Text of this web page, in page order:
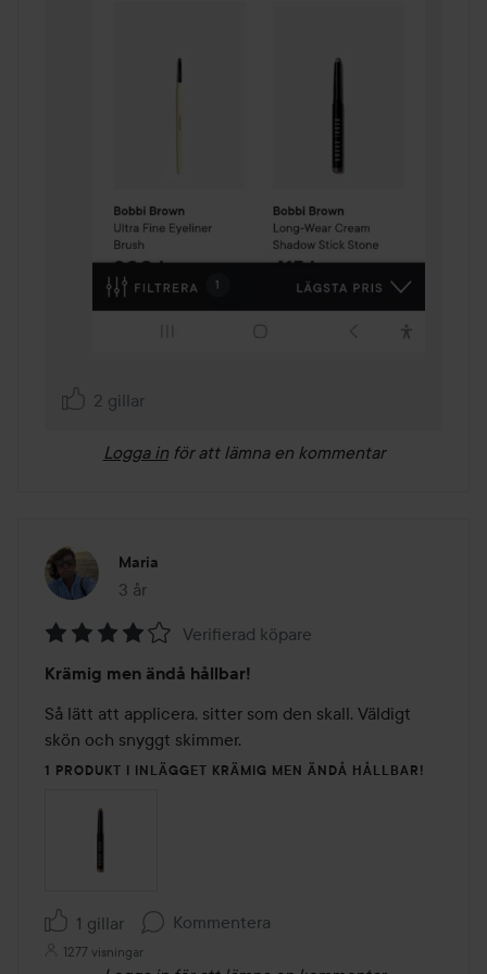
2 gillar
Logga in för att lämna en kommentar
Maria
3 år
Inlägget skapades 3 år
4
av
5
Verifierad köpare
Krämig men ändå hållbar!
Så lätt att applicera, sitter som den skall. Väldigt
skön och snyggt skimmer.
1 PRODUKT I INLÄGGET KRÄMIG MEN ÄNDÅ HÅLLBAR!
1 gillar Kommentera
1277 visningar